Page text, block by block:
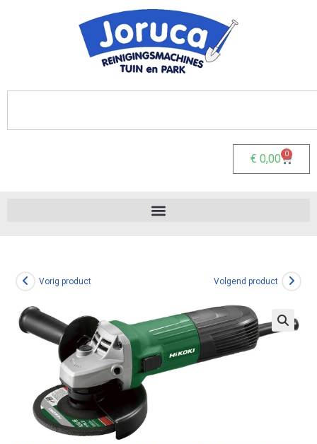
€ 0,00 0
Vorig product Volgend product